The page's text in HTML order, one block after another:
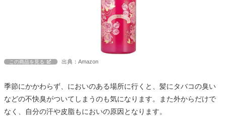
この商品を見る 出典：Amazon
季節にかかわらず、においのある場所に行くと、髪にタバコの臭い
などの不快臭がついてしまうのも気になります。また外からだけで
なく、自分の汗や皮脂もにおいの原因となります。